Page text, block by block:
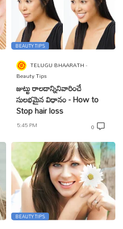
BEAUTY TIPS
TELUGU BHAARATH
Beauty Tips
జుట్టు రాలడాన్నినివారించే
సులభమైన విధానం - How to
Stop hair loss
5:45 PM 0
BEAUTY TIPS